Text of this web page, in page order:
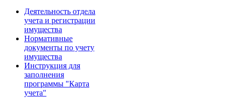
Деятельность отдела
учета и регистрации
имущества
Нормативные
документы по учету
имущества
Инструкция для
заполнения
программы "Карта
учета"